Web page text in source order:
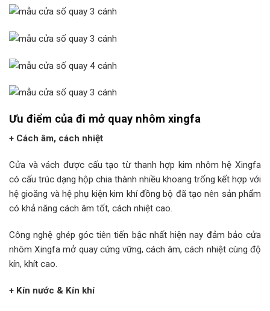
Ưu điểm của đi mở quay nhôm xingfa
+ Cách âm, cách nhiệt
Cửa và vách được cấu tạo từ thanh hợp kim nhôm hệ Xingfa
có cấu trúc dạng hộp chia thành nhiều khoang trống kết hợp với
hệ gioăng và hệ phụ kiện kim khí đồng bộ đã tạo nên sản phẩm
có khả năng cách âm tốt, cách nhiệt cao.
Công nghệ ghép góc tiên tiến bậc nhất hiện nay đảm bảo cửa
nhôm Xingfa mở quay cứng vững, cách âm, cách nhiệt cùng độ
kín, khít cao.
+ Kín nước & Kín khí